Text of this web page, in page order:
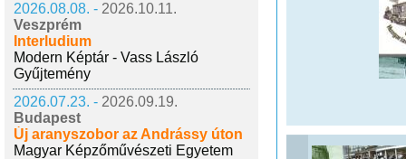
2026.08.08. - 2026.10.11.
Veszprém
Interludium
Modern Képtár - Vass László
Gyűjtemény
2026.07.23. - 2026.09.19.
Budapest
Új aranyszobor az Andrássy úton
Magyar Képzőművészeti Egyetem